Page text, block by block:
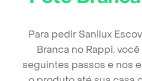
Para pedir Sanilux
Branca no Rappi,
seguintes passos e nos